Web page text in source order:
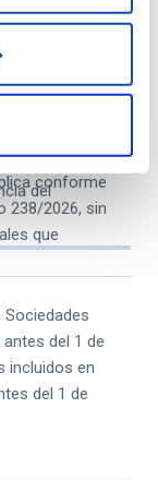
regulan
conforme
238/2026, sin
que
prevé
de
del
del 1 de
incluidos en
del 1 de